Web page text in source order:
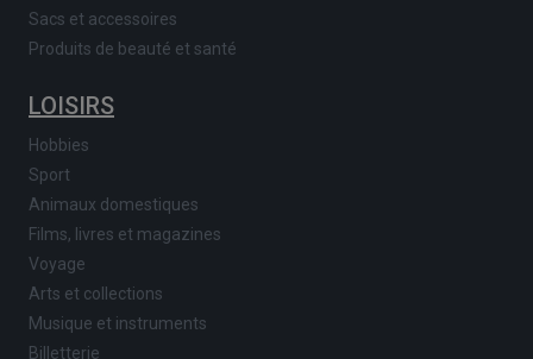
Sacs et accessoires
Produits de beauté et santé
LOISIRS
Hobbies
Sport
Animaux domestiques
Films, livres et magazines
Voyage
Arts et collections
Musique et instruments
Billetterie